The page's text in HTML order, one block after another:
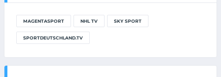
MAGENTASPORT NHL TV SKY SPORT
SPORTDEUTSCHLAND.TV